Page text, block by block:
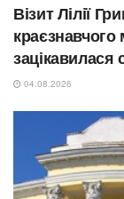
Візит Лілії
краєзнавчого
04.08.2026